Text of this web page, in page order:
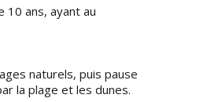
10 ans, ayant au
naturels, puis pause
la plage et les dunes.